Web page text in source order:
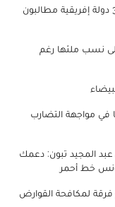
تأشيرة الدخول للولايات المتحدة: مواطنو 30 دولة إفريقية مطالبون
نسب ملئها رغم
في مواجهة التضارب
عبد المجيد تبون: دعمك
خط أحمر
لمكافحة القوارض